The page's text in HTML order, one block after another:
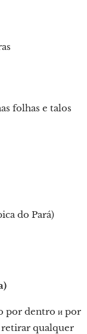
folhas e talos
do Pará)
por dentro и por
retirar qualquer